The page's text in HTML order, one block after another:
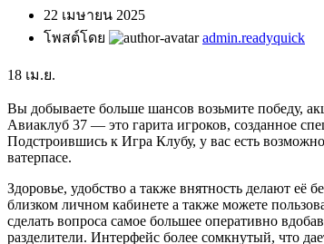
22 เมษายน 2025
โพสต์โดย
admin.readyquick
18 เม.ย.
Вы добываете больше шансов возьмите победу,
Авиаклуб 37 — это гарита игроков, созданное
Подстроившись к Игра Клубу, у вас есть
ватерпасе.
Здоровье, удобство а также внятность делают её
близком личном кабинете а также можете
сделать вопроса самое большее оперативно
разделители. Интерфейс более сомкнутый, что